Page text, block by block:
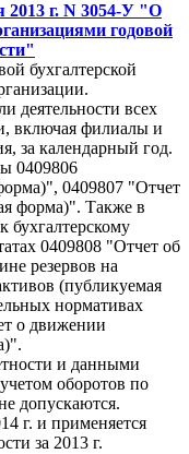
2013 г. N 3054-У "О
годовой
бухгалтерской
деятельности всех
включая филиалы и
за календарный год.
0409806
0409807 "Отчет
форма)". Также в
бухгалтерскому
0409808 "Отчет об
резервов на
(публикуемая
нормативах
о движении
и данными
оборотов по
допускаются.
г. и применяется
за 2013 г.